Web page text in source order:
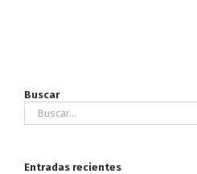
Buscar
Buscar:
Entradas recientes